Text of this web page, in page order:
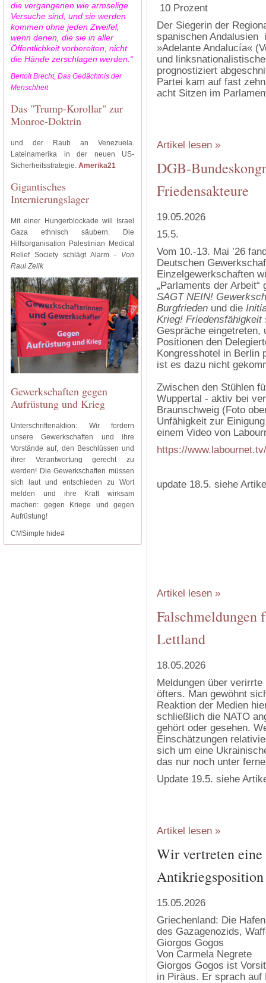
die vergangenen wie armselige
Versuche sind, und sie werden
kommen ohne jeden Zweifel,
wenn denen, die sie in aller
Öffentlichkeit vorbereiten, nicht
die Hände zerschlagen werden.“
Bertolt Brecht, Das Gedächtnis der
Menschheit
Das "Trump-Korollar" zur
Monroe-Doktrin
und der Raub an Venezuela.
Lateinamerika in der neuen US-
Sicherheitsstrategie. Amerika21
Gigantisches
Internierungslager
Mit einer Hungerblockade will Israel
Gaza ethnisch säubern. Die
Hilfsorganisation Palestinian Medical
Relief Society schlägt Alarm - Von
Raul Zelik
Gewerkschaften gegen
Aufrüstung und Krieg
Unterschriftenaktion: Wir fordern
unsere Gewerkschaften und ihre
Vorstände auf, den Beschlüssen und
ihrer Verantwortung gerecht zu
werden! Die Gewerkschaften müssen
sich laut und entschieden zu Wort
melden und ihre Kraft wirksam
machen: gegen Kriege und gegen
Aufrüstung!
CMSimple hide#
10 Prozent
Der Siegerin der
spanischen Andalusien
»Adelante Andalucía«
und
prognostiziert
Partei kam auf fast
acht Sitzen im
Artikel lesen »
DGB-
Friedensakteure
19.05.2026
15.5.
Vom 10.-13. Mai ’26
Deutschen
Einzelgewerkschaften
„Parlaments der
SAGT NEIN!
Burgfrieden und die
Krieg!
Gespräche eingetreten,
Positionen den
Kongresshotel in Berlin
ist es dazu nicht
Zwischen den Stühlen
Wuppertal - aktiv bei
Braunschweig (Foto
Unfähigkeit zur
einem Video von
https://
update 18.5. siehe
Artikel lesen »
Falschmeldungen
Lettland
18.05.2026
Meldungen über
öfters. Man gewöhnt
Reaktion der Medien
schließlich die NATO
gehört oder gesehen.
Einschätzungen
sich um eine
das nur noch unter
Update 19.5. siehe
Artikel lesen »
Wir vertreten
15.05.2026
Griechenland: Die
des Gazagenozids,
Giorgos Gogos
Von Carmela Negrete
Giorgos Gogos ist
in Piräus. Er sprach auf